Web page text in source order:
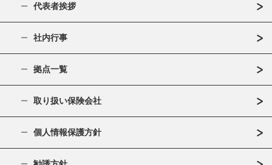
代表者挨拶
社内行事
拠点一覧
取り扱い保険会社
個人情報保護方針